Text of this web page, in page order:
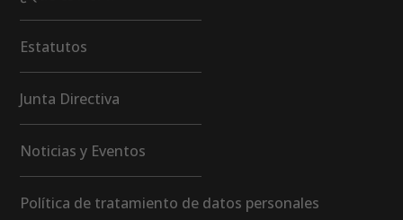
Estatutos
Junta Directiva
Noticias y Eventos
Política de tratamiento de datos personales